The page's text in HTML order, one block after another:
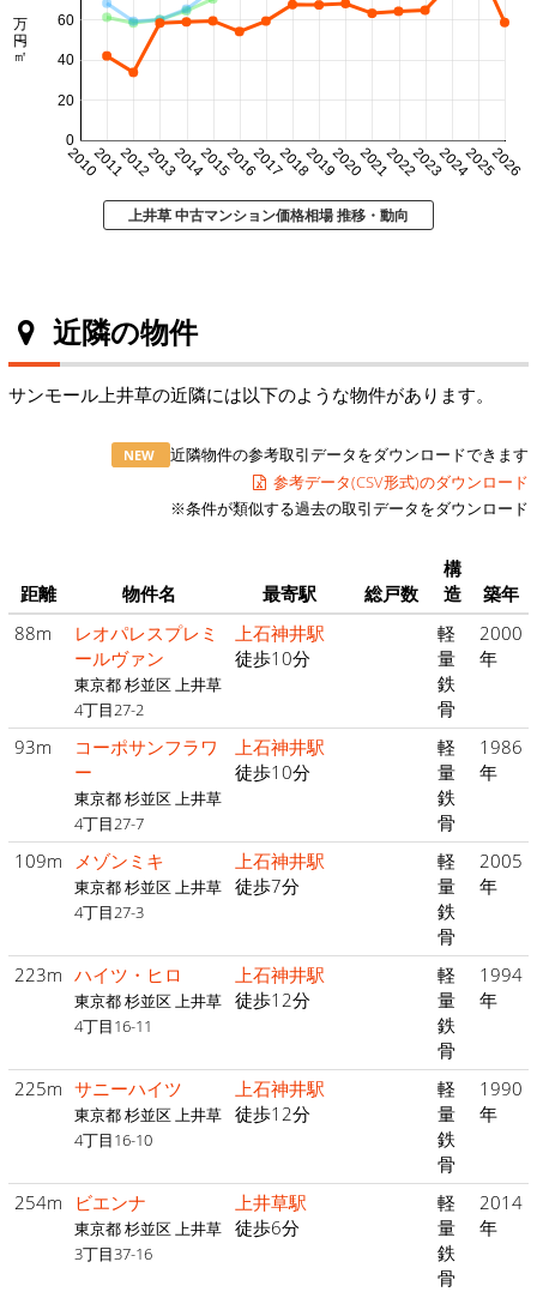
20102011201220132014201520162017201820192020202120222023202420252026
0
20
40
60
上井草 中古マンション価格相場 推移・動向
近隣の物件
サンモール上井草の近隣には以下のような物件があります。
NEW
近隣物件の参考取引データをダウンロードできます
参考データ(CSV形式)のダウンロード
※条件が類似する過去の取引データをダウンロード
距離 物件名 最寄駅 総戸数
構
造
築年
88m
レオパレスプレミ
ールヴァン
東京都 杉並区 上井草
4丁目27-2
上石神井駅
徒歩10分
軽
量
鉄
骨
2000
年
93m
コーポサンフラワ
ー
東京都 杉並区 上井草
4丁目27-7
上石神井駅
徒歩10分
軽
量
鉄
骨
1986
年
109m メゾンミキ
東京都 杉並区 上井草
4丁目27-3
上石神井駅
徒歩7分
軽
量
鉄
骨
2005
年
223m ハイツ・ヒロ
東京都 杉並区 上井草
4丁目16-11
上石神井駅
徒歩12分
軽
量
鉄
骨
1994
年
225m サニーハイツ
東京都 杉並区 上井草
4丁目16-10
上石神井駅
徒歩12分
軽
量
鉄
骨
1990
年
254m ビエンナ
東京都 杉並区 上井草
3丁目37-16
上井草駅
徒歩6分
軽
量
鉄
骨
2014
年